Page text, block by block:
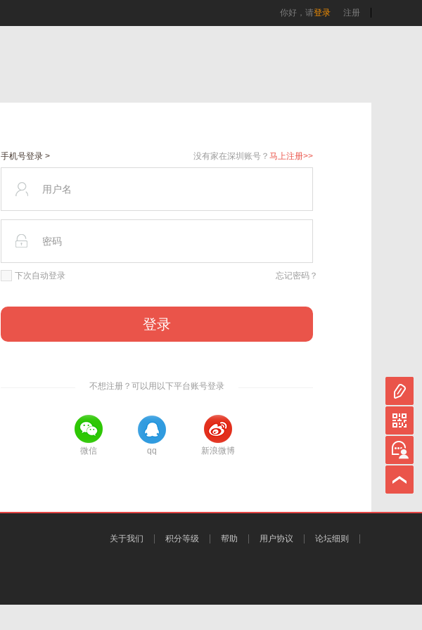
你好，请登录 注册
手机号登录 > 没有家在深圳账号？ 马上注册>>
下次自动登录 忘记密码？
登录
不想注册？可以用以下平台账号登录
微信 qq 新浪微博
关于我们 积分等级 帮助 用户协议 论坛细则